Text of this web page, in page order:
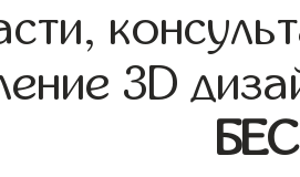
3D